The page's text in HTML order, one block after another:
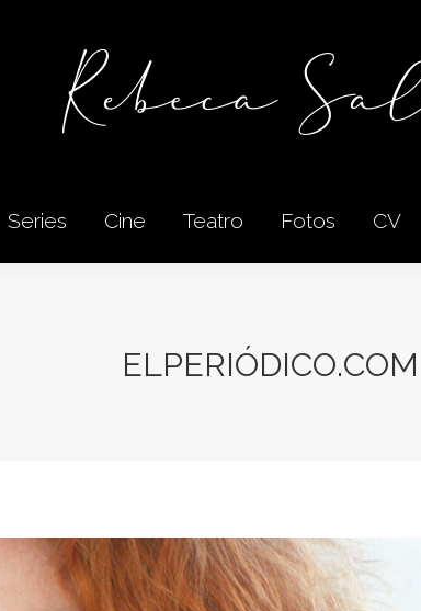
Series Cine Teatro Fotos CV
ELPERIÓDICO.COM